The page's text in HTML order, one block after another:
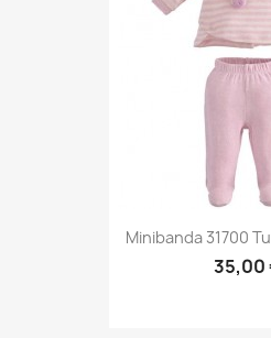
Minibanda 31700
35,00